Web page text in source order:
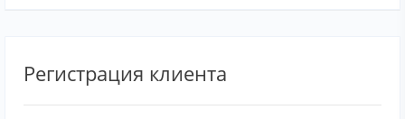
Регистрация клиента